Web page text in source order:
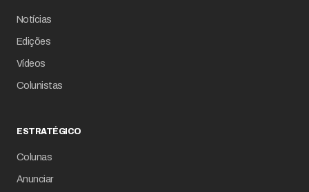
Notícias
Edições
Vídeos
Colunistas
ESTRATÉGICO
Colunas
Anunciar